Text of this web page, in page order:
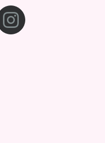
Instagram